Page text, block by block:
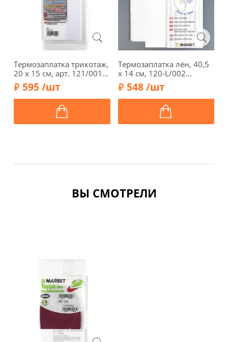
Термозаплатка трикотаж,
20 х 15 см, арт. 121/001,
белый
595 /шт
Термозаплатка лён, 40,5
х 14 см, 120-L/002
(молочный)
548 /шт
ВЫ СМОТРЕЛИ